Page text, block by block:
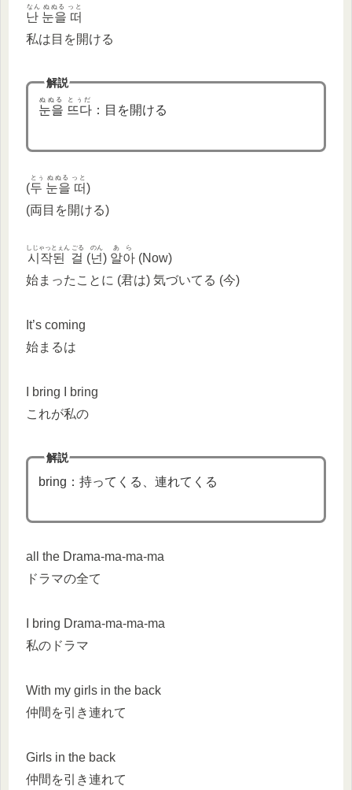
난 눈을 떠
なん ぬぬる っと
私は目を開ける
解説
눈을 뜨다
ぬぬる とぅだ
：目を開ける
(두 눈을 떠
とぅ ぬぬる っと
)
(両目を開ける)
시작된 걸
しじゃっとぇん ごる
(넌
のん
) 알아
あら
(Now)
始まったことに (君は) 気づいてる (今)
It’s coming
始まるは
I bring I bring
これが私の
解説
bring：持ってくる、連れてくる
all the Drama-ma-ma-ma
ドラマの全て
I bring Drama-ma-ma-ma
私のドラマ
With my girls in the back
仲間を引き連れて
Girls in the back
仲間を引き連れて